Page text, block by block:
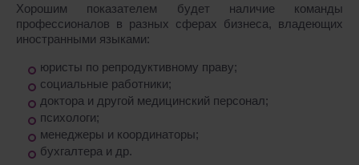
Хорошим показателем будет наличие команды
профессионалов в разных сферах бизнеса, владеющих
иностранными языками:
юристы по репродуктивному праву;
социальные работники;
доктора и другой медицинский персонал;
психологи;
менеджеры и координаторы;
бухгалтера и др.